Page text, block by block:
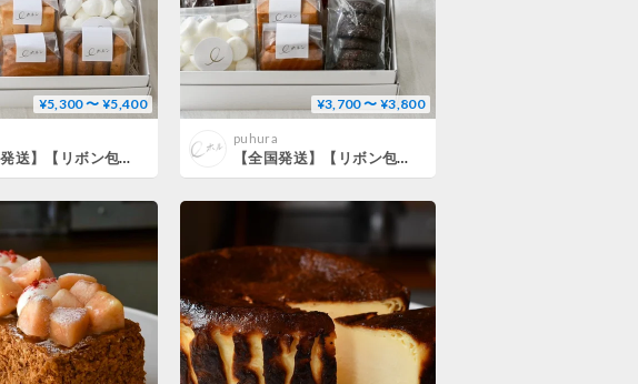
¥5,300 〜 ¥5,400
【全国発送】【リボン包装】【熨斗】焼き菓子15点詰め合わせ
¥3,700 〜 ¥3,800
puhura
【全国発送】【リボン包装】【熨斗】焼き菓子10種詰め合わせ